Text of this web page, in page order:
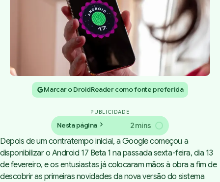
Marcar o DroidReader como fonte preferida
PUBLICIDADE
Nesta página 2 mins
Depois de um contratempo inicial, a Google começou a
disponibilizar o Android 17 Beta 1 na passada sexta-feira, dia 13
de fevereiro, e os entusiastas já colocaram mãos à obra a fim de
descobrir as primeiras novidades da nova versão do sistema